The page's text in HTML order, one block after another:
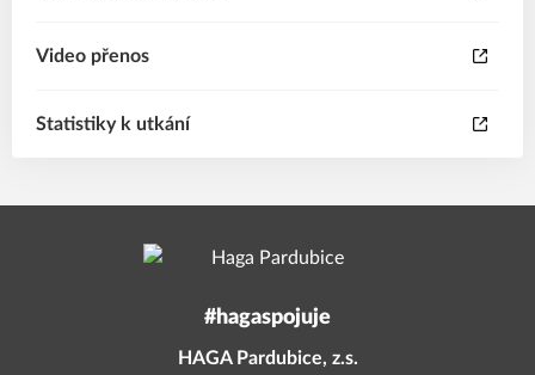
Video přenos
Statistiky k utkání
#hagaspojuje
HAGA Pardubice, z.s.